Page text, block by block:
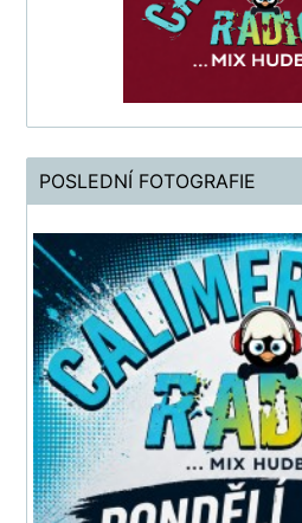
POSLEDNÍ FOTOGRAFIE